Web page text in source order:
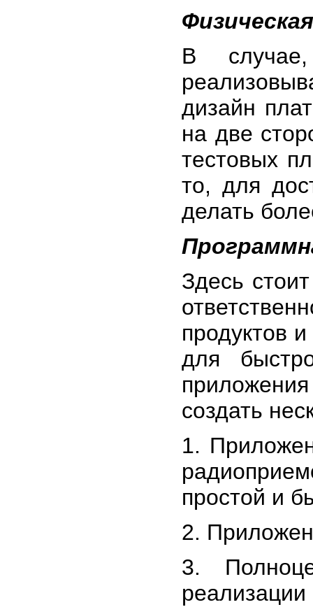
В
дизайн
на две
тестовых
то, для
делать
Здесь
продуктов
для
создать
1.
простой и
2.
3.